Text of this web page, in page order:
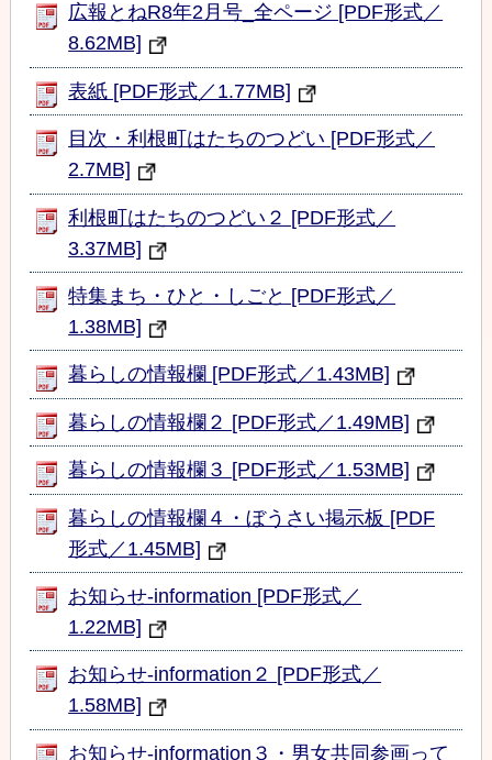
広報とねR8年2月号_全ページ [PDF形式／
8.62MB]
表紙 [PDF形式／1.77MB]
目次・利根町はたちのつどい [PDF形式／
2.7MB]
利根町はたちのつどい２ [PDF形式／
3.37MB]
特集まち・ひと・しごと [PDF形式／
1.38MB]
暮らしの情報欄 [PDF形式／1.43MB]
暮らしの情報欄２ [PDF形式／1.49MB]
暮らしの情報欄３ [PDF形式／1.53MB]
暮らしの情報欄４・ぼうさい掲示板 [PDF
形式／1.45MB]
お知らせ-information [PDF形式／
1.22MB]
お知らせ-information２ [PDF形式／
1.58MB]
お知らせ-information３・男女共同参画って